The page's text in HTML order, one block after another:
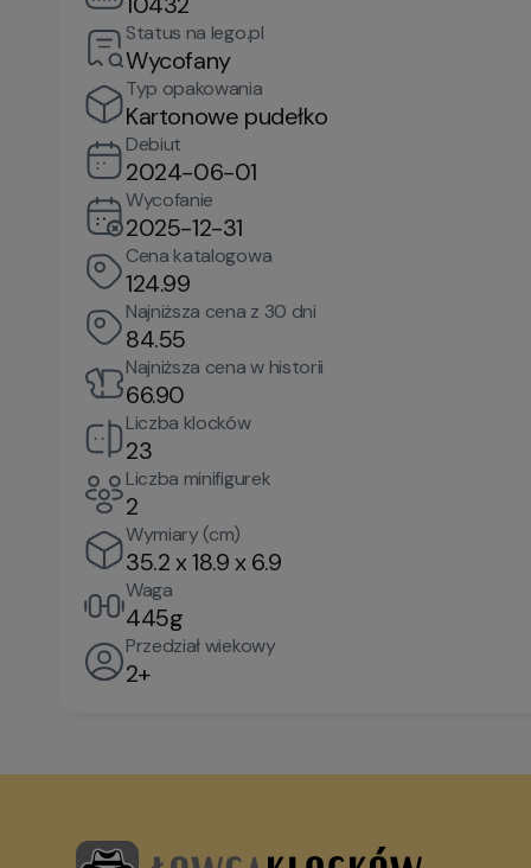
Status na lego.pl
Wycofany
Typ opakowania
Kartonowe pudełko
Debiut
2024-06-01
Wycofanie
2025-12-31
Cena katalogowa
124.99
Najniższa cena z 30 dni
84.55
Najniższa cena w historii
66.90
Liczba klocków
23
Liczba minifigurek
2
Wymiary (cm)
35.2 x 18.9 x 6.9
Waga
445g
Przedział wiekowy
2+